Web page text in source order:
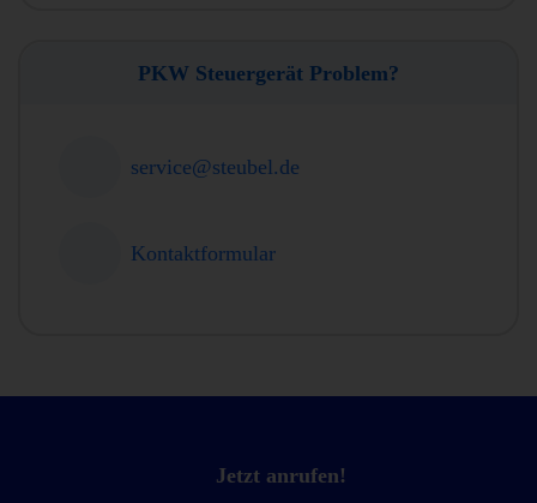
PKW Steuergerät Problem?
service@steubel.de
Kontaktformular
Jetzt anrufen!